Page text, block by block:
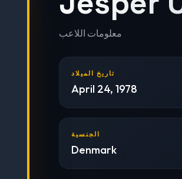
معلومات اللاعب
تاريخ الميلاد
April 24, 1978
الجنسية
Denmark